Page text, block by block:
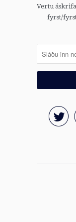
Vertu
fyrst/
